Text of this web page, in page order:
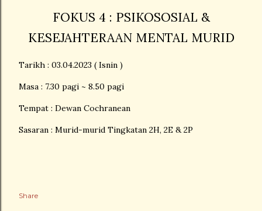
FOKUS 4 : PSIKOSOSIAL &
KESEJAHTERAAN MENTAL MURID
Tarikh : 03.04.2023 ( Isnin )
Masa : 7.30 pagi ~ 8.50 pagi
Tempat : Dewan Cochranean
Sasaran : Murid-murid Tingkatan 2H, 2E & 2P
Share